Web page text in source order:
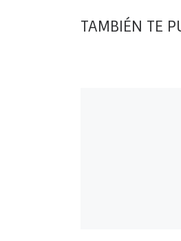
TAMBIÉN TE